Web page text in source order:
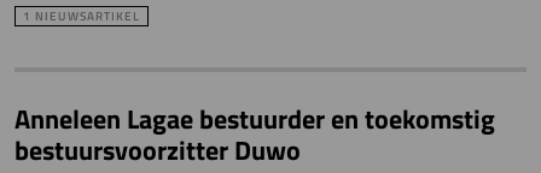
1 NIEUWSARTIKEL
Anneleen Lagae bestuurder en toekomstig
bestuursvoorzitter Duwo